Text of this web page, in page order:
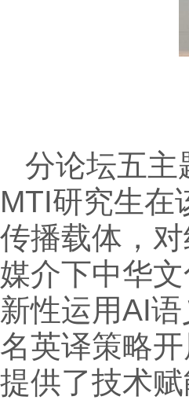
分论坛五主
MTI研究生在
传播载体，
媒介下中华
新性运用AI
名英译策略
提供了技术